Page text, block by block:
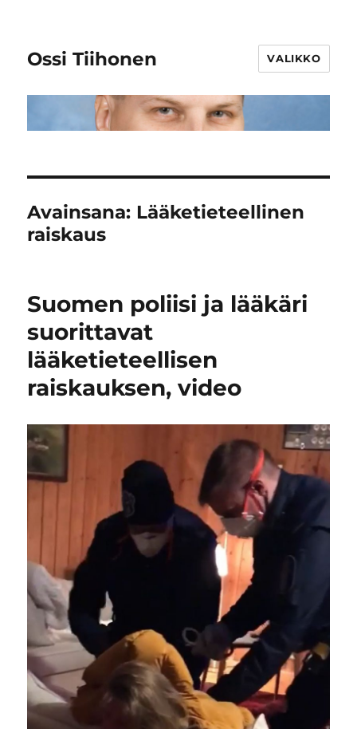
Ossi Tiihonen VALIKKO
Avainsana: Lääketieteellinen
raiskaus
Suomen poliisi ja lääkäri
suorittavat
lääketieteellisen
raiskauksen, video